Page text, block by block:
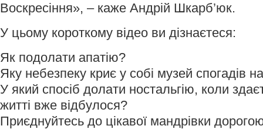
Воскресіння», – каже Андрій Шкарб’юк.
У цьому короткому відео ви дізнаєтеся:
Як подолати апатію?
Яку небезпеку криє у собі музей спогадів
У який спосіб долати ностальгію, коли
житті вже відбулося?
Приєднуйтесь до цікавої мандрівки